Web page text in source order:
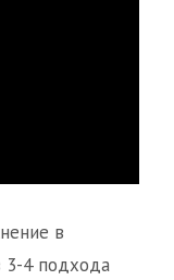
в
3-4 подхода